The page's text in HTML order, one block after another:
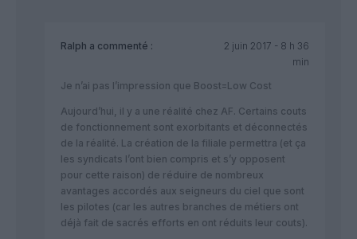
Ralph a commenté :
2 juin 2017 - 8 h 36
min
Je n’ai pas l’impression que Boost=Low Cost
Aujourd’hui, il y a une réalité chez AF. Certains couts
de fonctionnement sont exorbitants et déconnectés
de la réalité. La création de la filiale permettra (et ça
les syndicats l’ont bien compris et s’y opposent
pour cette raison) de réduire de nombreux
avantages accordés aux seigneurs du ciel que sont
les pilotes (car les autres branches de métiers ont
déjà fait de sacrés efforts en ont réduits leur couts).